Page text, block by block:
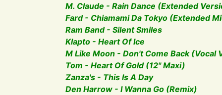
M. Claude - Rain Dance (Extended
Fard - Chiamami Da Tokyo (Extended
Ram Band - Silent Smiles
Klapto - Heart Of Ice
M Like Moon - Don't Come Back (Vocal
Tom - Heart Of Gold (12" Maxi)
Zanza's - This Is A Day
Den Harrow - I Wanna Go (Remix)